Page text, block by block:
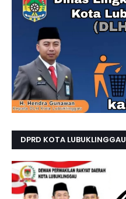
DPRD KOTA LUBUKLINGGAU